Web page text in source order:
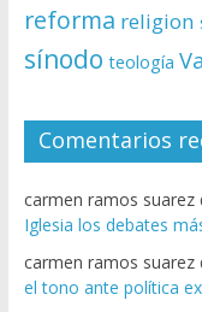
reforma religion
sínodo teología
Comentarios
carmen ramos suarez
Iglesia los debates
carmen ramos suarez
el tono ante política